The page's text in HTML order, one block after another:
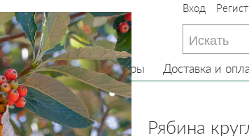
(097) 233-22-13
(099) 233-22-13
Вход
Главная О нас Товары Доставка и
Рябина